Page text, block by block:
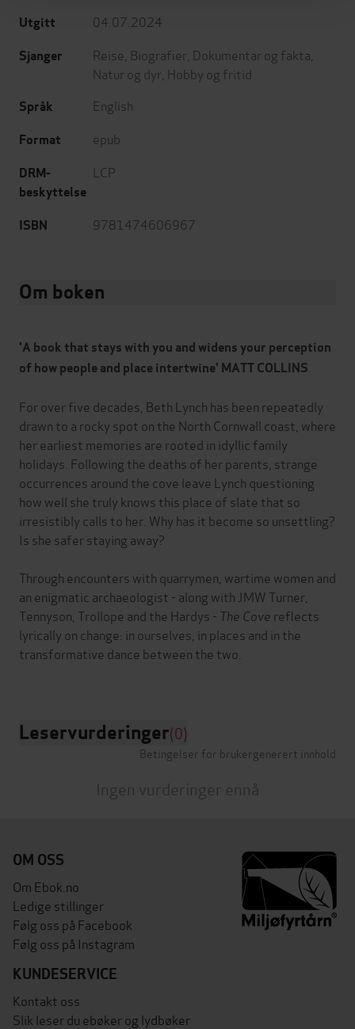
Utgitt 04.07.2024
Sjanger Reise Biografier Dokumentar og fakta
Natur og dyr Hobby og fritid
Språk English
Format epub
DRM-
beskyttelse
LCP
ISBN 9781474606967
Om boken
'A book that stays with you and widens your perception
of how people and place intertwine' MATT COLLINS
For over five decades, Beth Lynch has been repeatedly
drawn to a rocky spot on the North Cornwall coast, where
her earliest memories are rooted in idyllic family
holidays. Following the deaths of her parents, strange
occurrences around the cove leave Lynch questioning
how well she truly knows this place of slate that so
irresistibly calls to her. Why has it become so unsettling?
Is she safer staying away?
Through encounters with quarrymen, wartime women and
an enigmatic archaeologist - along with JMW Turner,
Tennyson, Trollope and the Hardys - The Cove reflects
lyrically on change: in ourselves, in places and in the
transformative dance between the two.
Leservurderinger(0)
Betingelser for brukergenerert innhold
Ingen vurderinger ennå
OM OSS
Om Ebok.no
Ledige stillinger
Følg oss på Facebook
Følg oss på Instagram
KUNDESERVICE
Kontakt oss
Slik leser du ebøker og lydbøker